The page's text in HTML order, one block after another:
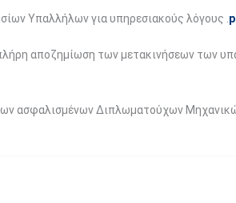
Υπαλλήλων για υπηρεσιακούς λόγους .
αποζημίωση των μετακινήσεων των
ασφαλισμένων Διπλωματούχων